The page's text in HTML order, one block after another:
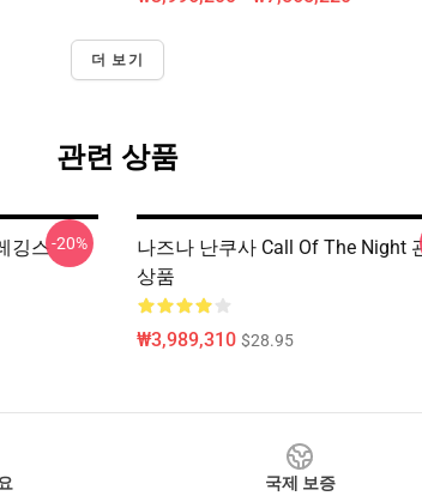
더 보기
관련 상품
깅스-20%
나즈나 난쿠사 Call Of The Night
상품
₩3,989,310 $28.95
국제 보증